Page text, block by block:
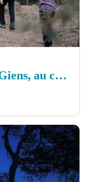
Balade éveil des sens à Giens, au coeur de la nature